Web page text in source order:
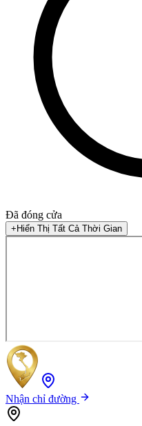
Đã đóng cửa
+Hiển Thị Tất Cả Thời Gian
Nhận chỉ đường